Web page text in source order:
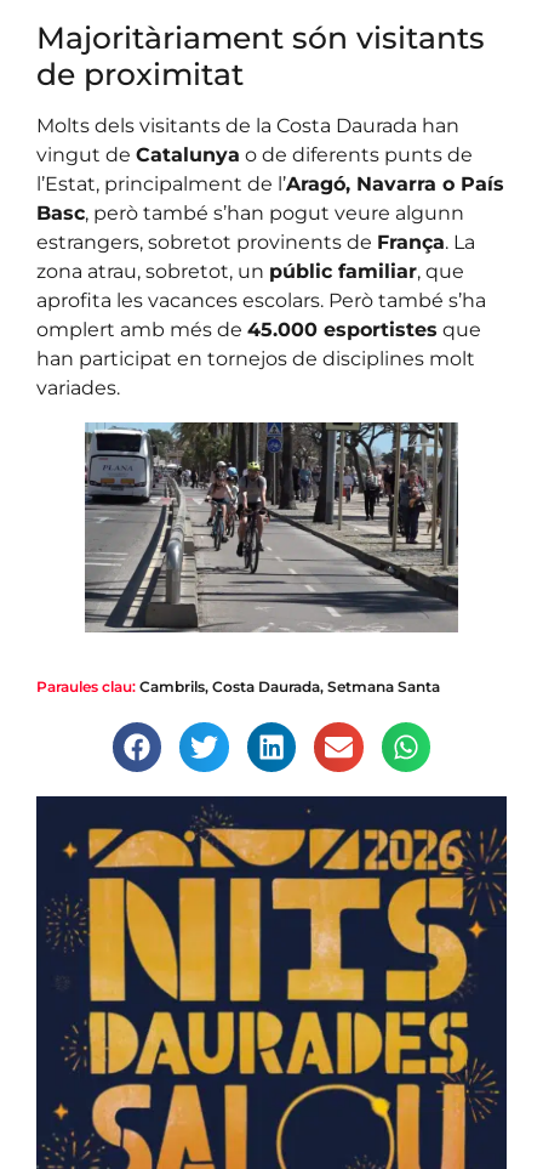
Majoritàriament són visitants
de proximitat
Molts dels visitants de la Costa Daurada han
vingut de Catalunya o de diferents punts de
l’Estat, principalment de l’Aragó, Navarra o País
Basc, però també s’han pogut veure algunn
estrangers, sobretot provinents de França. La
zona atrau, sobretot, un públic familiar, que
aprofita les vacances escolars. Però també s’ha
omplert amb més de 45.000 esportistes que
han participat en tornejos de disciplines molt
variades.
Paraules clau: Cambrils, Costa Daurada, Setmana Santa